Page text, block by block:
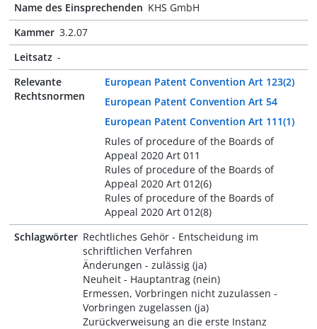
Name des Einsprechenden KHS GmbH
Kammer 3.2.07
Leitsatz -
Relevante
Rechtsnormen
European Patent Convention Art 123(2)
European Patent Convention Art 54
European Patent Convention Art 111(1)
Rules of procedure of the Boards of
Appeal 2020 Art 011
Rules of procedure of the Boards of
Appeal 2020 Art 012(6)
Rules of procedure of the Boards of
Appeal 2020 Art 012(8)
Schlagwörter Rechtliches Gehör - Entscheidung im
schriftlichen Verfahren
Änderungen - zulässig (ja)
Neuheit - Hauptantrag (nein)
Ermessen, Vorbringen nicht zuzulassen -
Vorbringen zugelassen (ja)
Zurückverweisung an die erste Instanz